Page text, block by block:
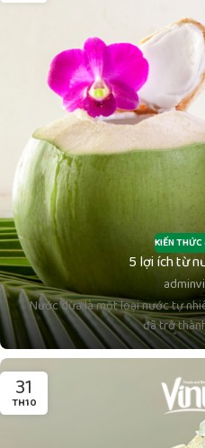
KIẾN
5 lợi ích từ
Nước dừa là một loại nước tự
đã trở
31
TH10
Nước Dừa Cojo Cojo